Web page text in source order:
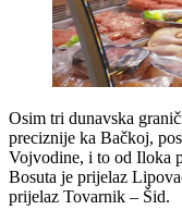
Osim tri dunavska
preciznije ka Bačkoj,
Vojvodine, i to od Iloka
Bosuta je prijelaz
prijelaz Tovarnik – Šid.